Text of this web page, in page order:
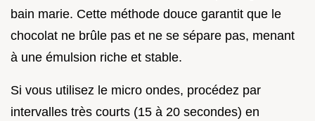
bain marie. Cette méthode douce garantit que le
chocolat ne brûle pas et ne se sépare pas, menant
à une émulsion riche et stable.
Si vous utilisez le micro ondes, procédez par
intervalles très courts (15 à 20 secondes) en